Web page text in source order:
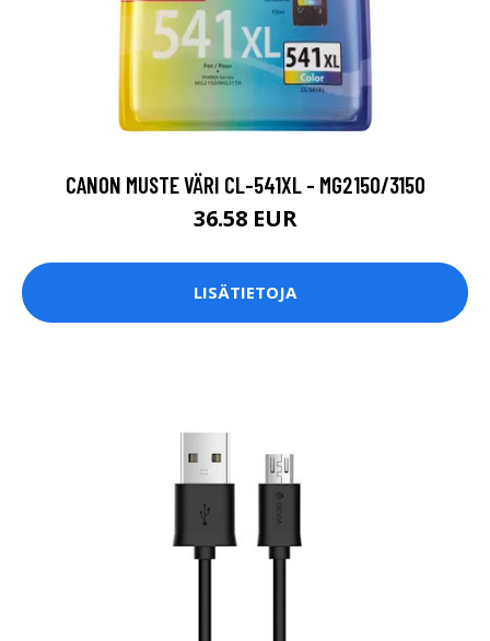
CANON MUSTE VÄRI CL-541XL - MG2150/3150
36.58 EUR
LISÄTIETOJA